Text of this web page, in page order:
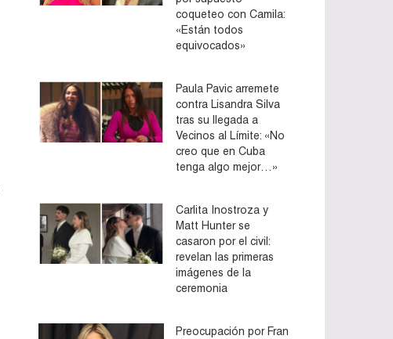
coqueteo con Camila:
«Están todos
equivocados»
Paula Pavic arremete
contra Lisandra Silva
tras su llegada a
Vecinos al Límite: «No
creo que en Cuba
tenga algo mejor…»
Carlita Inostroza y
Matt Hunter se
casaron por el civil:
revelan las primeras
imágenes de la
ceremonia
Preocupación por Fran